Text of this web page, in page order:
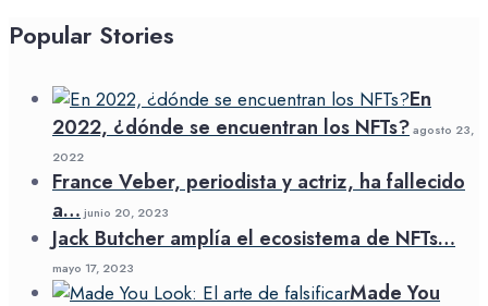
Popular Stories
En
2022, ¿dónde se encuentran los NFTs?agosto 23,
2022
France Veber, periodista y actriz, ha fallecido
a… junio 20, 2023
Jack Butcher amplía el ecosistema de NFTs…
mayo 17, 2023
Made You